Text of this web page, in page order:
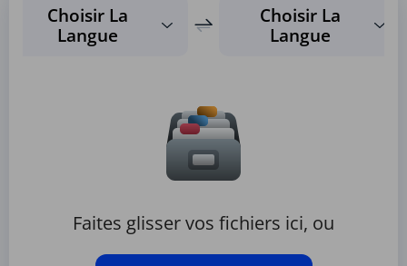
Choisir La
Langue
Choisir La
Langue
Faites glisser vos fichiers ici, ou